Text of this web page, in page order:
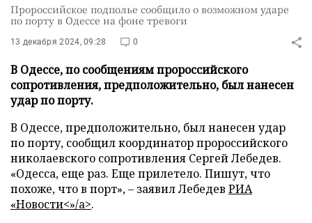
Пророссийское подполье сообщило о возможном ударе
по порту в Одессе на фоне тревоги
13 декабря 2024, 09:28 0
В Одессе, по сообщениям пророссийского
сопротивления, предположительно, был нанесен
удар по порту.
В Одессе, предположительно, был нанесен удар
по порту, сообщил координатор пророссийского
николаевского сопротивления Сергей Лебедев.
«Одесса, еще раз. Еще прилетело. Пишут, что
похоже, что в порт», – заявил Лебедев РИА
«Новости<»/a>.